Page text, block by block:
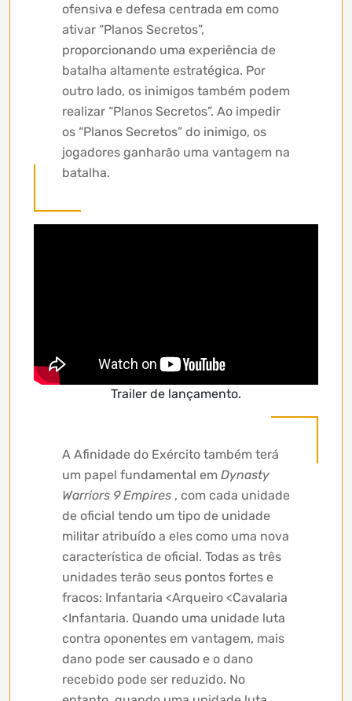
ofensiva e defesa centrada em como
ativar “Planos Secretos”,
proporcionando uma experiência de
batalha altamente estratégica. Por
outro lado, os inimigos também podem
realizar “Planos Secretos”. Ao impedir
os “Planos Secretos” do inimigo, os
jogadores ganharão uma vantagem na
batalha.
Trailer de lançamento.
A Afinidade do Exército também terá
um papel fundamental em Dynasty
Warriors 9 Empires , com cada unidade
de oficial tendo um tipo de unidade
militar atribuído a eles como uma nova
característica de oficial. Todas as três
unidades terão seus pontos fortes e
fracos: Infantaria <Arqueiro <Cavalaria
<Infantaria. Quando uma unidade luta
contra oponentes em vantagem, mais
dano pode ser causado e o dano
recebido pode ser reduzido. No